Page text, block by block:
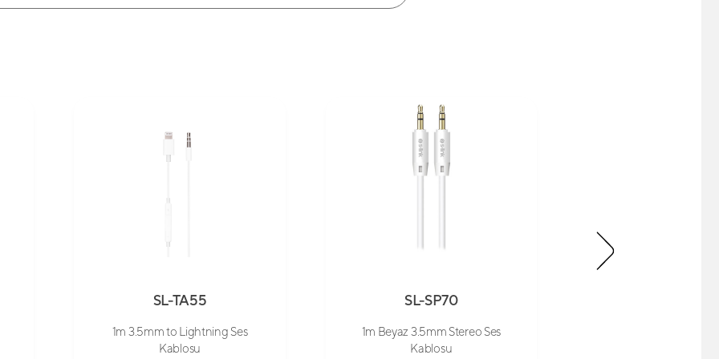
SL-TA55
1m 3.5mm to Lightning Ses
Kablosu
SL-SP70
1m Beyaz 3.5mm Stereo Ses
Kablosu